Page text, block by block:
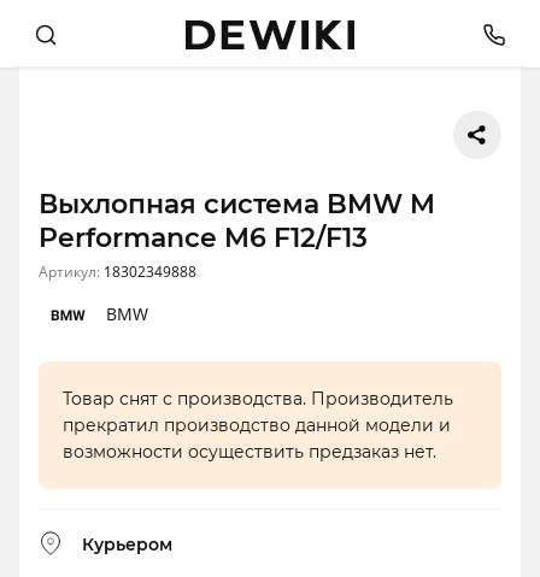
Выхлопная система BMW M
Performance M6 F12/F13
Артикул: 18302349888
BMW
Товар снят с производства. Производитель
прекратил производство данной модели и
возможности осуществить предзаказ нет.
Курьером